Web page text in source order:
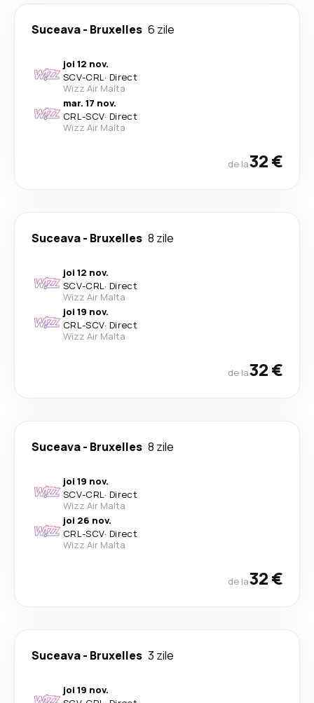
Suceava- Bruxelles 6 zile
joi 12 nov.
SCV-CRL· Direct
Wizz Air Malta
mar. 17 nov.
CRL-SCV· Direct
Wizz Air Malta
de la32 €
Suceava- Bruxelles 8 zile
joi 12 nov.
SCV-CRL· Direct
Wizz Air Malta
joi 19 nov.
CRL-SCV· Direct
Wizz Air Malta
de la32 €
Suceava- Bruxelles 8 zile
joi 19 nov.
SCV-CRL· Direct
Wizz Air Malta
joi 26 nov.
CRL-SCV· Direct
Wizz Air Malta
de la32 €
Suceava- Bruxelles 3 zile
joi 19 nov.